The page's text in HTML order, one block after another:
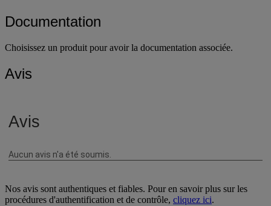
Documentation
Choisissez un produit pour avoir la documentation associée.
Avis
Nos avis sont authentiques et fiables. Pour en savoir plus sur les
procédures d'authentification et de contrôle, cliquez ici.